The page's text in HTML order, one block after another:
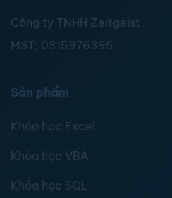
Công ty TNHH Zeitgeist
MST: 0315976395
Sản phẩm
Khóa học Excel
Khóa học VBA
Khóa học SQL